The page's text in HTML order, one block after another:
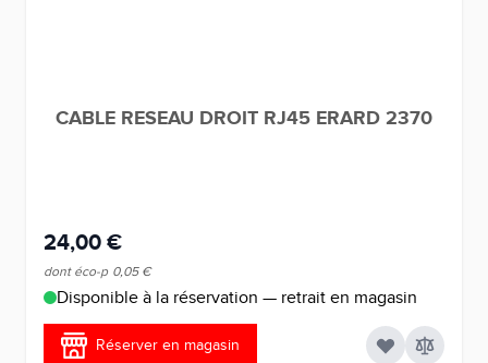
CABLE RESEAU DROIT RJ45 ERARD 2370
24,00 €
dont éco-p 0,05 €
Disponible à la réservation — retrait en magasin
Réserver en magasin